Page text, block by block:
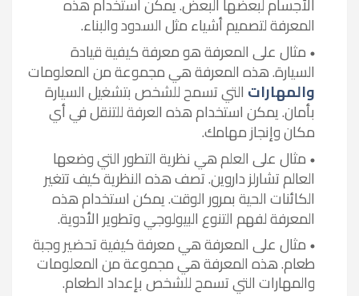
المعرفة لتصميم أشياء مثل السدود والبناء.
مثال على المعرفة هو معرفة كيفية قيادة
السيارة. هذه المعرفة هي مجموعة من المعلومات
والمهارات التي تسمح للشخص بتشغيل السيارة
بأمان. يمكن استخدام هذه العرفة للتنقل في أي
مكان وإنجاز مهامك.
مثال على العلم هي نظرية التطور التي وضعها
العالم تشارلز داروين. تصف هذه النظرية كيف تتغير
الكائنات الحية بمرور الوقت. يمكن استخدام هذه
المعرفة لفهم التنوع البيولوجي وتطوير الأدوية.
مثال على المعرفة هي معرفة كيفية تحضير وجبة
طعام. هذه المعرفة هي مجموعة من المعلومات
والمهارات التي تسمح للشخص بإعداد الطعام.